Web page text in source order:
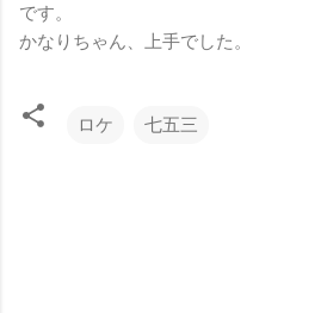
です。
かなりちゃん、上手でした。
ロケ 七五三